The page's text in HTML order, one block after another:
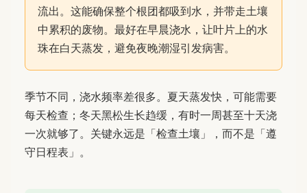
流出。这能确保整个根团都吸到水，并带走土壤
中累积的废物。最好在早晨浇水，让叶片上的水
珠在白天蒸发，避免夜晚潮湿引发病害。
季节不同，浇水频率差很多。夏天蒸发快，可能需要
每天检查；冬天黑松生长趋缓，有时一周甚至十天浇
一次就够了。关键永远是「检查土壤」，而不是「遵
守日程表」。